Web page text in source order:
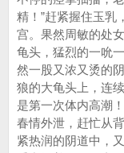
精！”赶紧握住玉乳
宫。果然周敏的处
龟头，猛烈的一吮
然一股又浓又烫的
狼的大龟头上，连
是第一次体内高潮
春情外泄，赶忙从
紧热润的阴道中，